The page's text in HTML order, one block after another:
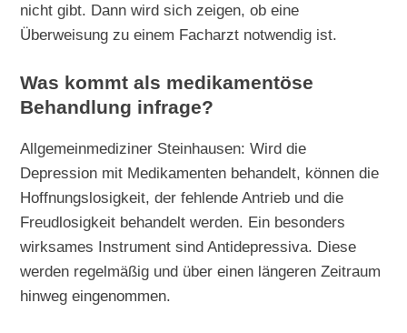
nicht gibt. Dann wird sich zeigen, ob eine
Überweisung zu einem Facharzt notwendig ist.
Was kommt als medikamentöse
Behandlung infrage?
Allgemeinmediziner Steinhausen: Wird die
Depression mit Medikamenten behandelt, können die
Hoffnungslosigkeit, der fehlende Antrieb und die
Freudlosigkeit behandelt werden. Ein besonders
wirksames Instrument sind Antidepressiva. Diese
werden regelmäßig und über einen längeren Zeitraum
hinweg eingenommen.